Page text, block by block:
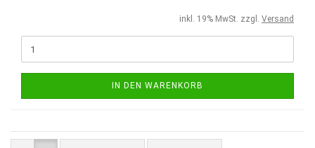
inkl. 19% MwSt. zzgl. Versand
IN DEN WARENKORB